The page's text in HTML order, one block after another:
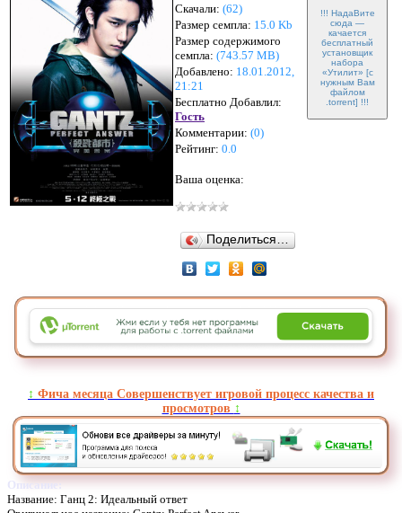
!!! НадаВите
сюда —
качается
бесплатный
установщик
набора
«Утилит» [с
нужным Вам
файлом
.torrent] !!!
Скачали: (62)
Размер семпла: 15.0 Kb
Размер содержимого
семпла: (743.57 MB)
Добавлено: 18.01.2012,
21:21
Бесплатно Добавлил:
Гость
Комментарии: (0)
Рейтинг: 0.0
Ваша оценка:
Поделиться…
↕️ Фича месяца Совершенствует игровой процесс качества и
просмотров ↕️
Описание:
Название: Ганц 2: Идеальный ответ